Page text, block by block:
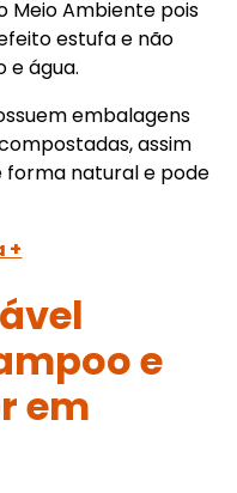
Meio Ambiente pois
estufa e não
e água.
embalagens
assim
forma natural e pode
+
e
em